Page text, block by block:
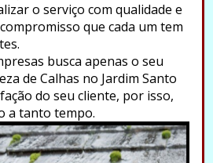
o serviço com qualidade e
que cada um tem
busca apenas o seu
de Calhas no Jardim Santo
do seu cliente, por isso,
a tanto tempo.